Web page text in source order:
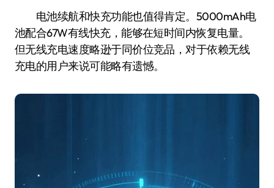
电池续航和快充功能也值得肯定。5000mAh电
池配合67W有线快充，能够在短时间内恢复电量。
但无线充电速度略逊于同价位竞品，对于依赖无线
充电的用户来说可能略有遗憾。